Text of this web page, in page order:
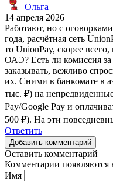
Ольга
14 апреля 2026
Работают, но с
года, расчётная сеть
то UnionPay, скорее
ОАЭ? Есть ли комиссия
заказывать, вежливо
их. Сними в банкомате в
тыс. ₽) на
Pay/Google Pay и
500 ₽). На эти
Ответить
Добавить комментарий
Оставить комментарий
Комментарии появляются
Имя